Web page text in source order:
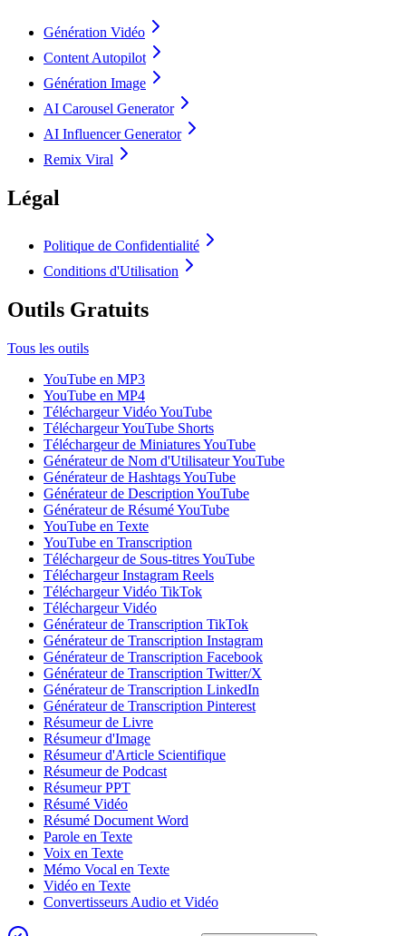
Génération Vidéo
Content Autopilot
Génération Image
AI Carousel Generator
AI Influencer Generator
Remix Viral
Légal
Politique de Confidentialité
Conditions d'Utilisation
Outils Gratuits
Tous les outils
YouTube en MP3
YouTube en MP4
Téléchargeur Vidéo YouTube
Téléchargeur YouTube Shorts
Téléchargeur de Miniatures YouTube
Générateur de Nom d'Utilisateur YouTube
Générateur de Hashtags YouTube
Générateur de Description YouTube
Générateur de Résumé YouTube
YouTube en Texte
YouTube en Transcription
Téléchargeur de Sous-titres YouTube
Téléchargeur Instagram Reels
Téléchargeur Vidéo TikTok
Téléchargeur Vidéo
Générateur de Transcription TikTok
Générateur de Transcription Instagram
Générateur de Transcription Facebook
Générateur de Transcription Twitter/X
Générateur de Transcription LinkedIn
Générateur de Transcription Pinterest
Résumeur de Livre
Résumeur d'Image
Résumeur d'Article Scientifique
Résumeur de Podcast
Résumeur PPT
Résumé Vidéo
Résumé Document Word
Parole en Texte
Voix en Texte
Mémo Vocal en Texte
Vidéo en Texte
Convertisseurs Audio et Vidéo